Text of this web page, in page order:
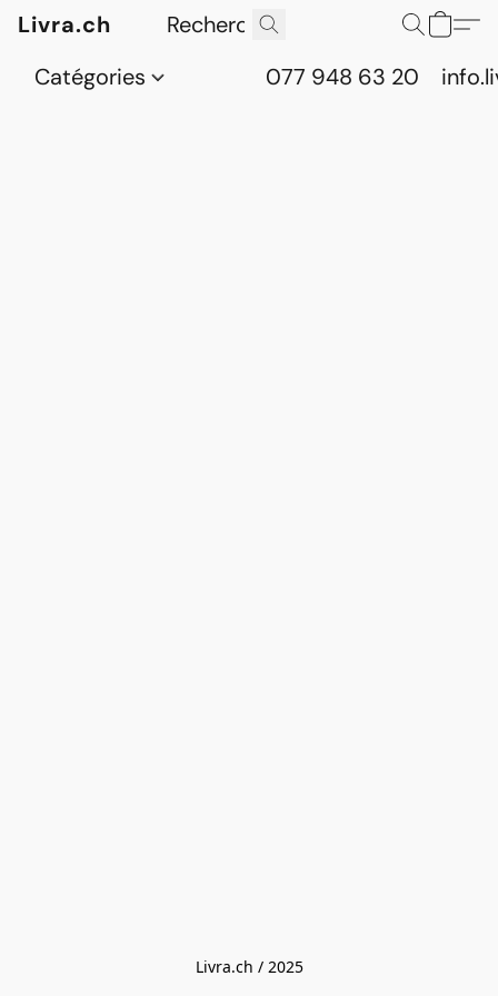
Livra.ch
Catégories
077 948 63 20
Livra.ch / 2025